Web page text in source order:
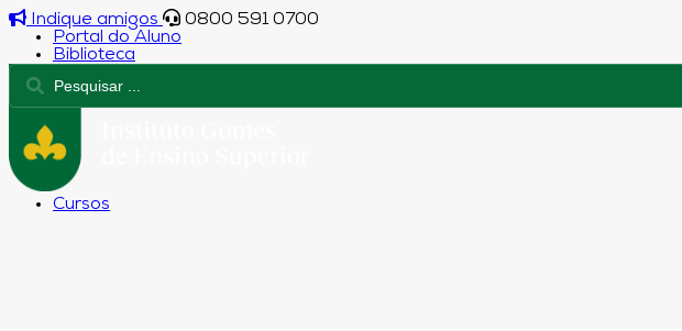
Indique amigos
0800 591 0700
Portal do Aluno
Biblioteca
Cursos